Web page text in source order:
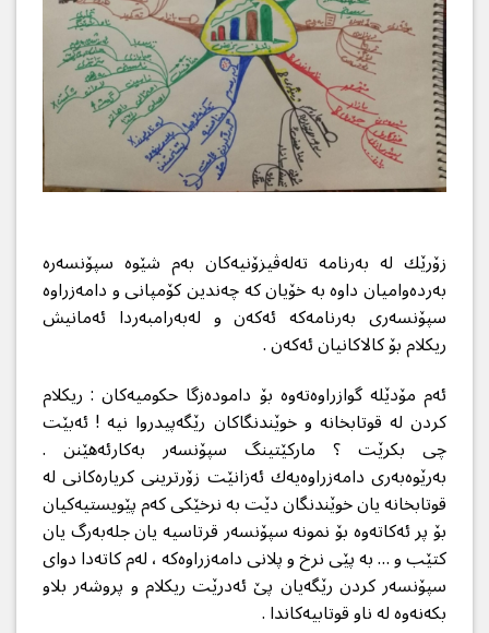
زۆرێك له‌ به‌رنامه‌ ته‌له‌ڤیزۆنیه‌كان به‌م شێوه‌ سپۆنسه‌ره‌
به‌رده‌وامیان داوه‌ به‌ خۆیان كه‌ چه‌ندین كۆمپانی و دامه‌زراوه‌
سپۆنسه‌ری به‌رنامه‌كه‌ ئه‌كه‌ن و له‌به‌رامبه‌ردا ئه‌مانیش
ریكلام بۆ كالاكانیان ئه‌كه‌ن .
ئه‌م مۆدێله‌ گوازراوه‌ته‌وه‌ بۆ داموده‌زگا حكومیه‌كان : ریكلام
كردن له‌ قوتابخانه‌ و خوێندنگاكان رێگه‌پیدروا نیه‌ ! ئه‌بێت
چی بكرێت ؟ ماركێتینگ سپۆنسه‌ر به‌كارئه‌هێنن .
به‌رێوه‌به‌ری دامه‌زراوه‌یه‌ك ئه‌زانێت زۆرترینی كریاره‌كانی له‌
قوتابخانه‌ یان خوێندنگان دێت به‌ نرخێكی كه‌م پێویستیه‌كیان
بۆ پر ئه‌كاته‌وه‌ بۆ نمونه‌ سپۆنسه‌ر قرتاسیه‌ یان جله‌به‌رگ یان
كتێب و … به‌ پێی نرخ و پلانی دامه‌زراوه‌كه‌ ، له‌م كاته‌دا دوای
سپۆنسه‌ر كردن رێگه‌یان پێ ئه‌درێت ریكلام و پروشه‌ر بلاو
بكه‌نه‌وه‌ له‌ ناو قوتابیه‌كاندا .